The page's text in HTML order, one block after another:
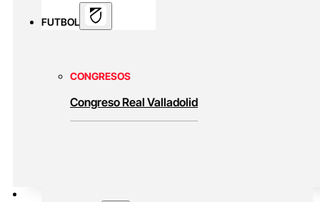
FUTBOL
CONGRESOS
Congreso Real Valladolid